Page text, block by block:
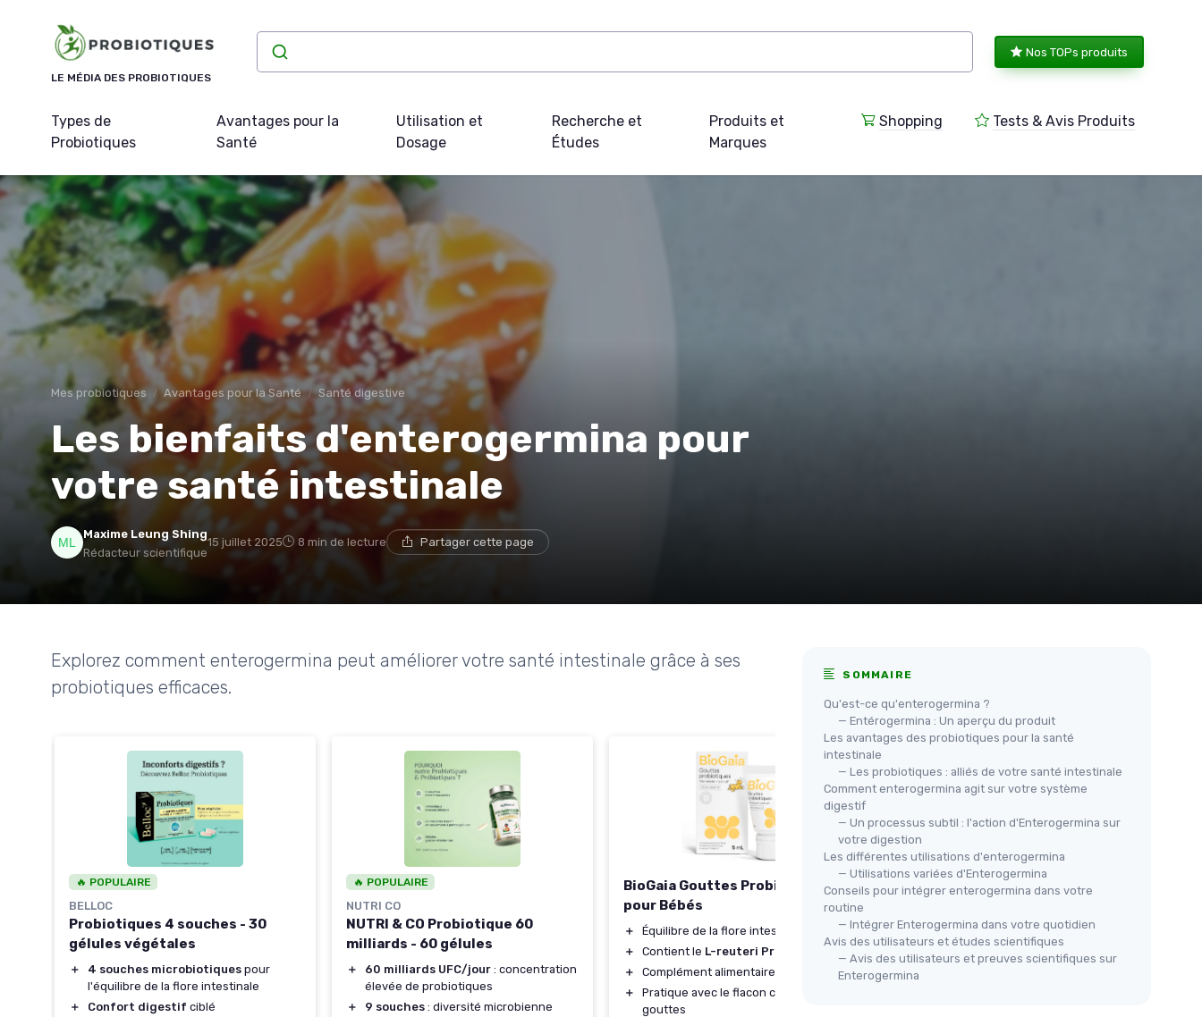
LE MÉDIA DES PROBIOTIQUES
Nos TOPs produits
Types de
Probiotiques
Avantages pour la
Santé
Utilisation et
Dosage
Recherche et
Études
Produits et
Marques
Shopping Tests & Avis Produits
Mes probiotiques Avantages pour la Santé Santé digestive
Les bienfaits d'enterogermina pour
votre santé intestinale
Maxime Leung Shing
Rédacteur scientifique
15 juillet 2025 8 min de lecture Partager cette page
Explorez comment enterogermina peut améliorer votre santé intestinale grâce à ses
probiotiques efficaces.
🔥 POPULAIRE
BELLOC
Probiotiques 4 souches - 30
gélules végétales
＋ 4 souches microbiotiques pour
l'équilibre de la flore intestinale
＋
Confort digestif ciblé
🔥 POPULAIRE
NUTRI CO
NUTRI & CO Probiotique 60
milliards - 60 gélules
＋ 60 milliards UFC/jour : concentration
élevée de probiotiques
＋
9 souches : diversité microbienne
BioGaia Gouttes Probiotiques
pour Bébés
＋
Équilibre de la flore intestinale
＋
Contient le L-reuteri Protectis
＋
Complément alimentaire naturel
＋
Pratique avec le flacon compte-
gouttes
OMEGOR
VitaDHA Baby drops
SOMMAIRE
Qu'est-ce qu'enterogermina ?
— Entérogermina : Un aperçu du produit
Les avantages des probiotiques pour la santé
intestinale
— Les probiotiques : alliés de votre santé intestinale
Comment enterogermina agit sur votre système
digestif
— Un processus subtil : l'action d'Enterogermina sur
votre digestion
Les différentes utilisations d'enterogermina
— Utilisations variées d'Enterogermina
Conseils pour intégrer enterogermina dans votre
routine
— Intégrer Enterogermina dans votre quotidien
Avis des utilisateurs et études scientifiques
— Avis des utilisateurs et preuves scientifiques sur
Enterogermina